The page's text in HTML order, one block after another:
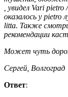
, увидел Vari
оказалось у pietro
litta. Также
рекомендации
Может чуть
Cергей, Волгоград
Ответ: